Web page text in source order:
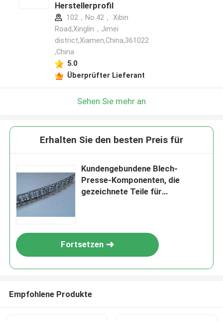
Herstellerprofil
102，No.42， Xibin
Road,Xinglin，Jimei
district,Xiamen,China,361022
,China
5.0
Überprüfter Lieferant
Sehen Sie mehr an
Erhalten Sie den besten Preis für
Kundengebundene Blech-
Presse-Komponenten, die
gezeichnete Teile für
Fortsetzen
Empfohlene Produkte